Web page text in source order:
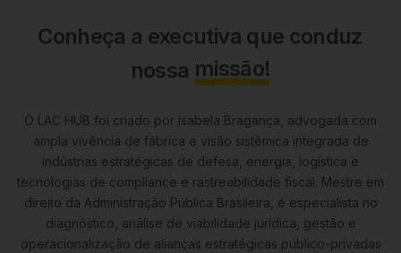
Conheça a executiva que conduz
nossa missão!
O LAC HUB foi criado por Isabela Bragança, advogada com
ampla vivência de fábrica e visão sistêmica integrada de
indústrias estratégicas de defesa, energia, logística e
tecnologias de compliance e rastreabilidade fiscal. Mestre em
direito da Administração Pública Brasileira, é especialista no
diagnóstico, análise de viabilidade jurídica, gestão e
operacionalização de alianças estratégicas público-privadas